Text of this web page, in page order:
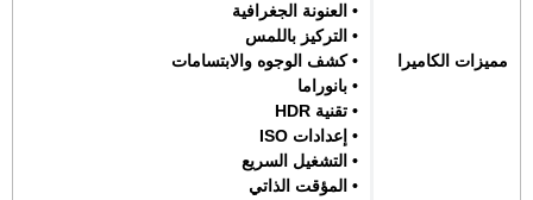
مميزات الكاميرا
• العنونة الجغرافية
• التركيز باللمس
• كشف الوجوه والابتسامات
• بانوراما
• تقنية HDR
• إعدادات ISO
• التشغيل السريع
• المؤقت الذاتي